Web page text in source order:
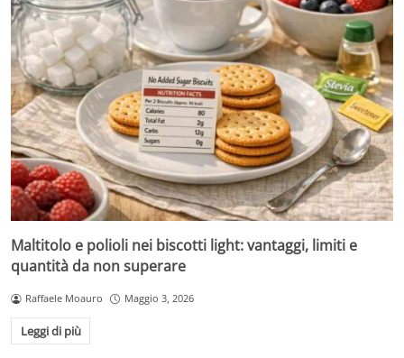
Maltitolo e polioli nei biscotti light: vantaggi, limiti e
quantità da non superare
Raffaele Moauro Maggio 3, 2026
Leggi di più